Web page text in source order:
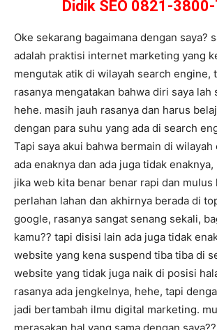
Didik SEO 0821-
Oke sekarang bagaimana dengan saya?
adalah praktisi internet marketing yang
mengutak atik di wilayah search engine,
rasanya mengatakan bahwa diri saya lah
hehe. masih jauh rasanya dan harus
dengan para suhu yang ada di search
Tapi saya akui bahwa bermain di
ada enaknya dan ada juga tidak
jika web kita benar benar rapi dan mulus
perlahan lahan dan akhirnya berada di
google, rasanya sangat senang sekali,
kamu?? tapi disisi lain ada juga tidak
website yang kena suspend tiba tiba di
website yang tidak juga naik di posisi
rasanya ada jengkelnya, hehe, tapi
jadi bertambah ilmu digital marketing.